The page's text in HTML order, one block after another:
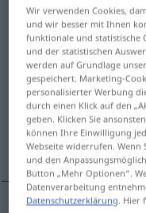
Übersicht aller
(Für mehr Details die
zum Platzen
auflösen
kaputt machen,
Wir verwenden Cookies,
und wir besser mit Ihnen
funktionale und statistische
und der statistischen
werden auf Grundlage
gespeichert. Marketing-
personalisierter Werbung
durch einen Klick auf den
geben. Klicken Sie
können Ihre Einwilligung
Webseite widerrufen. Wenn
und den
Button „Mehr Optionen“.
Datenverarbeitung
Datenschutzerklärung .